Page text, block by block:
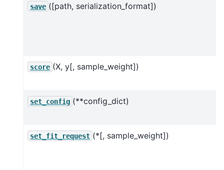
save ([path, serialization_format])
score (X, y[, sample_weight])
set_config (**config_dict)
set_fit_request (*[, sample_weight])